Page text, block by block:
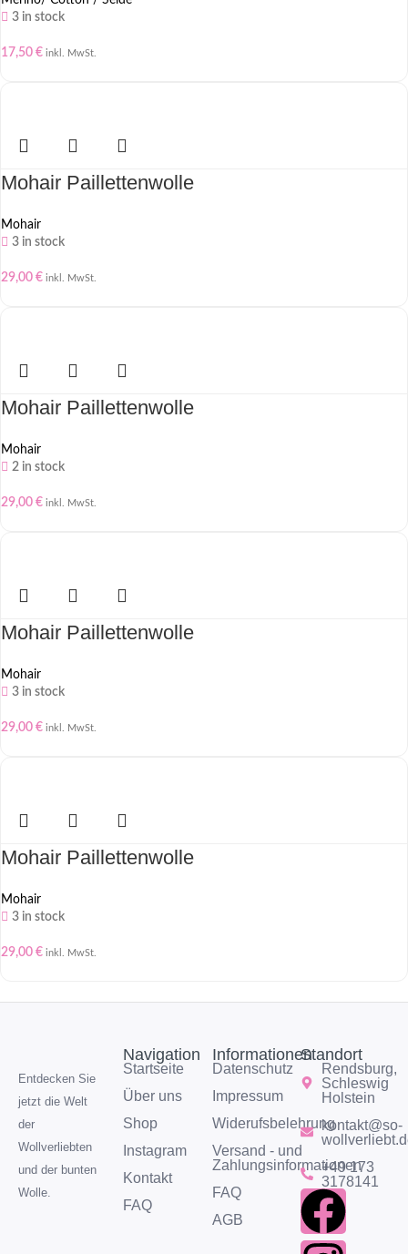
3 in stock
17,50 € inkl. MwSt.
Mohair Paillettenwolle
Mohair
3 in stock
29,00 € inkl. MwSt.
Mohair Paillettenwolle
Mohair
2 in stock
29,00 € inkl. MwSt.
Mohair Paillettenwolle
Mohair
3 in stock
29,00 € inkl. MwSt.
Mohair Paillettenwolle
Mohair
3 in stock
29,00 € inkl. MwSt.
Entdecken Sie
jetzt die Welt
der
Wollverliebten
und der bunten
Wolle.
Navigation
Startseite
Über uns
Shop
Instagram
Kontakt
FAQ
Informationen
Datenschutz
Impressum
Widerufsbelehrung
Versand - und
Zahlungsinformationen
FAQ
AGB
Standort
Rendsburg,
Schleswig
Holstein
kontakt@so-
+49 173
3178141